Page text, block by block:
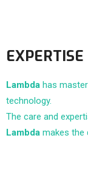
EXPERTISE
Lambda has
technology.
The care and
Lambda makes the